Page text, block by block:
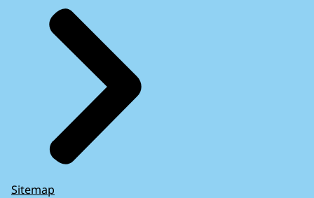
Sitemap